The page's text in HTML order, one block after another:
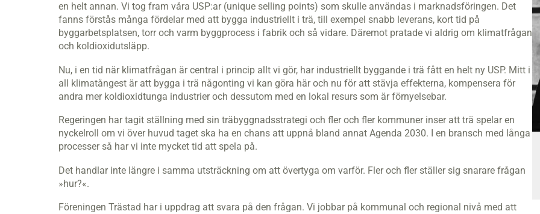
en helt annan. Vi tog fram våra USP:ar (unique selling points) som skulle användas i marknadsföringen. Det
fanns förstås många fördelar med att bygga industriellt i trä, till exempel snabb leverans, kort tid på
byggarbetsplatsen, torr och varm byggprocess i fabrik och så vidare. Däremot pratade vi aldrig om klimatfrågan
och koldioxid­utsläpp.
Nu, i en tid när klimatfrågan är central i princip allt vi gör, har industriellt byggande i trä fått en helt ny USP. Mitt i
all klimatångest är att bygga i trä någonting vi kan göra här och nu för att stävja effekterna, kompensera för
andra mer koldioxidtunga industrier och dessutom med en lokal resurs som är förnyelsebar.
Regeringen har tagit ställning med sin träbyggnadsstrategi och fler och fler kommuner inser att trä spelar en
nyckelroll om vi över huvud taget ska ha en chans att uppnå bland annat Agenda 2030. I en bransch med långa
processer så har vi inte mycket tid att spela på.
Det handlar inte längre i samma utsträckning om att övertyga om varför. Fler och fler ställer sig snarare frågan
»hur?«.
Föreningen Trästad har i uppdrag att svara på den frågan. Vi jobbar på kommunal och regional nivå med att